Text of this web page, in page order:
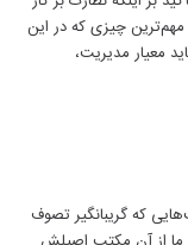
مهم‌ترین چیزی که در این
معیار مدیریت،
که گریبانگیر تصوف